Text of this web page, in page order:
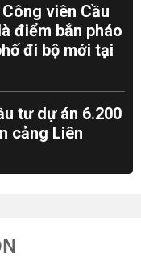
viên Cầu
điểm bắn pháo
đi bộ mới tại
tư dự án 6.200
cảng Liên